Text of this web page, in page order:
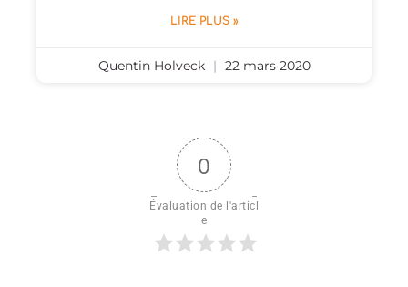
LIRE PLUS »
Quentin Holveck 22 mars 2020
0
Évaluation de l'articl
e